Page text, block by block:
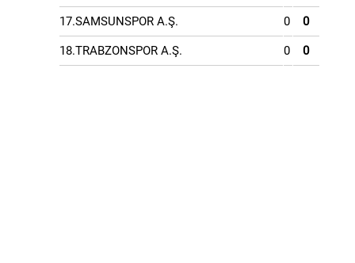
17.SAMSUNSPOR A.Ş. 0 0
18.TRABZONSPOR A.Ş. 0 0